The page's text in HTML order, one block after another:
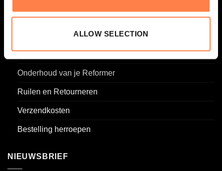
ALLOW SELECTION
Contact
Groothandel
Onderhoud van je Reformer
Ruilen en Retourneren
Verzendkosten
Bestelling herroepen
NIEUWSBRIEF